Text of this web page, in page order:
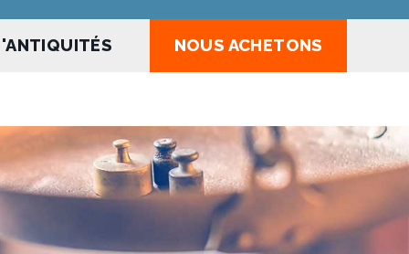
NOUS ACHETONS